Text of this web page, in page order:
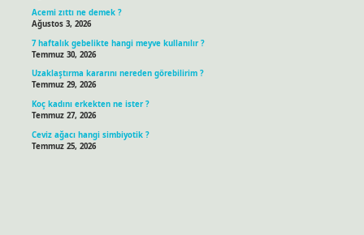
Acemi zıttı ne demek ?
Ağustos 3, 2026
7 haftalık gebelikte hangi meyve kullanılır ?
Temmuz 30, 2026
Uzaklaştırma kararını nereden görebilirim ?
Temmuz 29, 2026
Koç kadını erkekten ne ister ?
Temmuz 27, 2026
Ceviz ağacı hangi simbiyotik ?
Temmuz 25, 2026